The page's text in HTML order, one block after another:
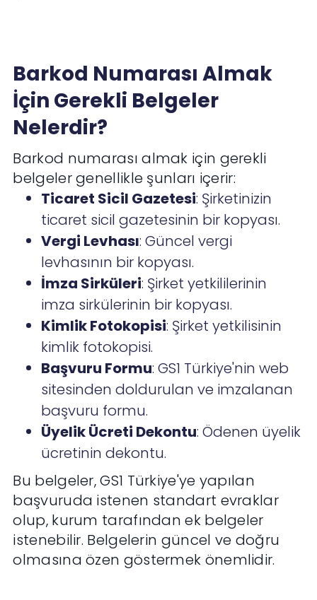
Barkod Numarası Almak
İçin Gerekli Belgeler
Nelerdir?
Barkod numarası almak için gerekli
belgeler genellikle şunları içerir:
Ticaret Sicil Gazetesi: Şirketinizin
ticaret sicil gazetesinin bir kopyası.
Vergi Levhası: Güncel vergi
levhasının bir kopyası.
İmza Sirküleri: Şirket yetkililerinin
imza sirkülerinin bir kopyası.
Kimlik Fotokopisi: Şirket yetkilisinin
kimlik fotokopisi.
Başvuru Formu: GS1 Türkiye'nin web
sitesinden doldurulan ve imzalanan
başvuru formu.
Üyelik Ücreti Dekontu: Ödenen üyelik
ücretinin dekontu.
Bu belgeler, GS1 Türkiye'ye yapılan
başvuruda istenen standart evraklar
olup, kurum tarafından ek belgeler
istenebilir. Belgelerin güncel ve doğru
olmasına özen göstermek önemlidir.